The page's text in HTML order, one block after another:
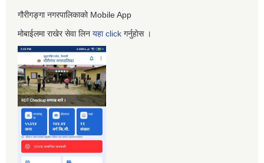
गौरीगङ्गा नगरपालिकाको Mobile App
मोबाईलमा राखेर सेवा लिन यहाclick गर्नुहाेस ।